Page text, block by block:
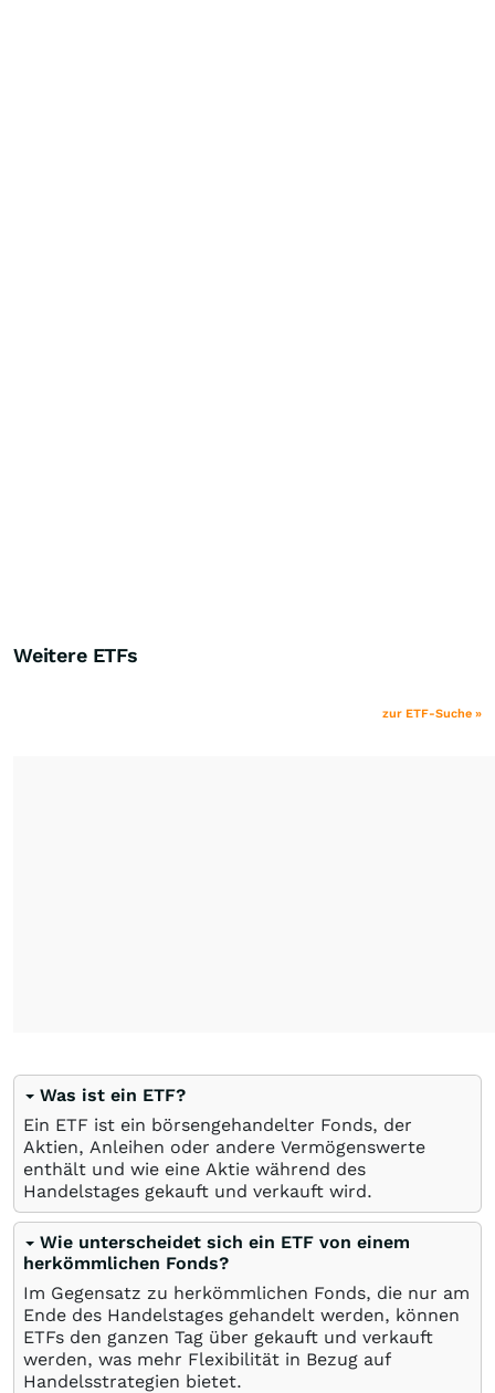
Weitere ETFs
zur ETF-Suche »
Was ist ein ETF?
Ein ETF ist ein börsengehandelter Fonds, der
Aktien, Anleihen oder andere Vermögenswerte
enthält und wie eine Aktie während des
Handelstages gekauft und verkauft wird.
Wie unterscheidet sich ein ETF von einem
herkömmlichen Fonds?
Im Gegensatz zu herkömmlichen Fonds, die nur am
Ende des Handelstages gehandelt werden, können
ETFs den ganzen Tag über gekauft und verkauft
werden, was mehr Flexibilität in Bezug auf
Handelsstrategien bietet.